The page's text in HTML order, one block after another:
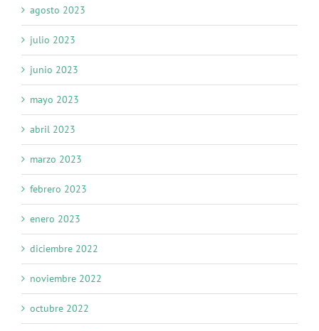
agosto 2023
julio 2023
junio 2023
mayo 2023
abril 2023
marzo 2023
febrero 2023
enero 2023
diciembre 2022
noviembre 2022
octubre 2022